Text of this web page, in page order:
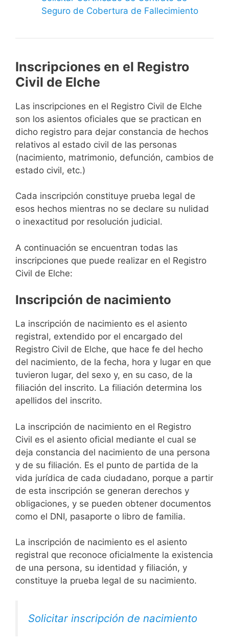
Seguro de Cobertura de Fallecimiento
Inscripciones en el Registro
Civil de Elche
Las inscripciones en el Registro Civil de Elche
son los asientos oficiales que se practican en
dicho registro para dejar constancia de hechos
relativos al estado civil de las personas
(nacimiento, matrimonio, defunción, cambios de
estado civil, etc.)
Cada inscripción constituye prueba legal de
esos hechos mientras no se declare su nulidad
o inexactitud por resolución judicial.
A continuación se encuentran todas las
inscripciones que puede realizar en el Registro
Civil de Elche:
Inscripción de nacimiento
La inscripción de nacimiento es el asiento
registral, extendido por el encargado del
Registro Civil de Elche, que hace fe del hecho
del nacimiento, de la fecha, hora y lugar en que
tuvieron lugar, del sexo y, en su caso, de la
filiación del inscrito. La filiación determina los
apellidos del inscrito.
La inscripción de nacimiento en el Registro
Civil es el asiento oficial mediante el cual se
deja constancia del nacimiento de una persona
y de su filiación. Es el punto de partida de la
vida jurídica de cada ciudadano, porque a partir
de esta inscripción se generan derechos y
obligaciones, y se pueden obtener documentos
como el DNI, pasaporte o libro de familia.
La inscripción de nacimiento es el asiento
registral que reconoce oficialmente la existencia
de una persona, su identidad y filiación, y
constituye la prueba legal de su nacimiento.
Solicitar inscripción de nacimiento